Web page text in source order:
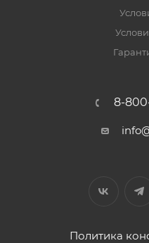
8-
Политика